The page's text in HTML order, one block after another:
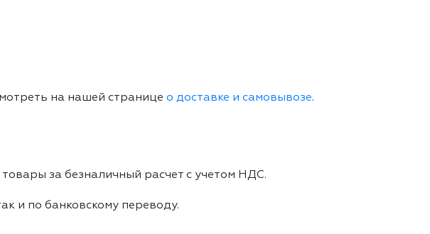
на нашей странице о доставке и самовывозе.
за безналичный расчет с учетом НДС.
и по банковскому переводу.